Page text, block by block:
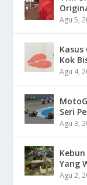
Agu 5,
Kok
Agu 4,
Seri
Agu 3,
Yang
Agu 2,